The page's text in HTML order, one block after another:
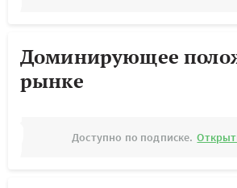
Доминирующее
рынке
Доступно по подписке.